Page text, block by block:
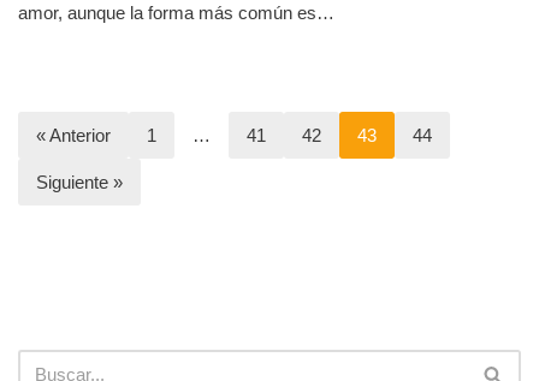
amor, aunque la forma más común es…
« Anterior 1 … 41 42 43 44
Siguiente »